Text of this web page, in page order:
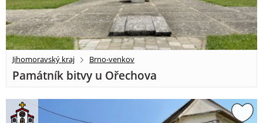
Jihomoravský kraj Brno-venkov
Památník bitvy u Ořechova